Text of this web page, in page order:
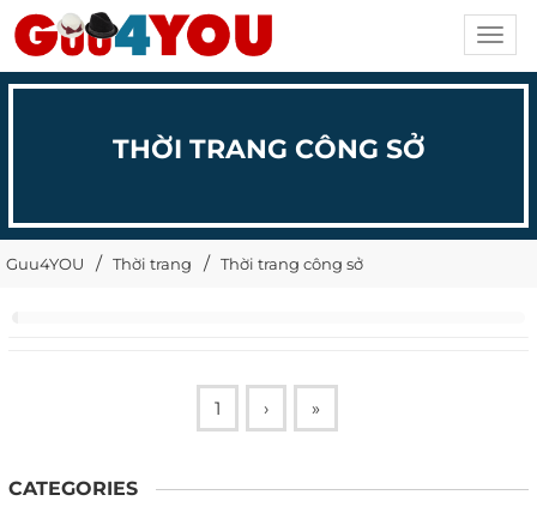
THỜI TRANG CÔNG SỞ
Guu4YOU Thời trang Thời trang công sở
1 › »
CATEGORIES